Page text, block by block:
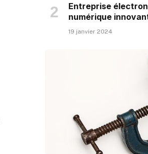
Entreprise
numérique
19 janvier 2024